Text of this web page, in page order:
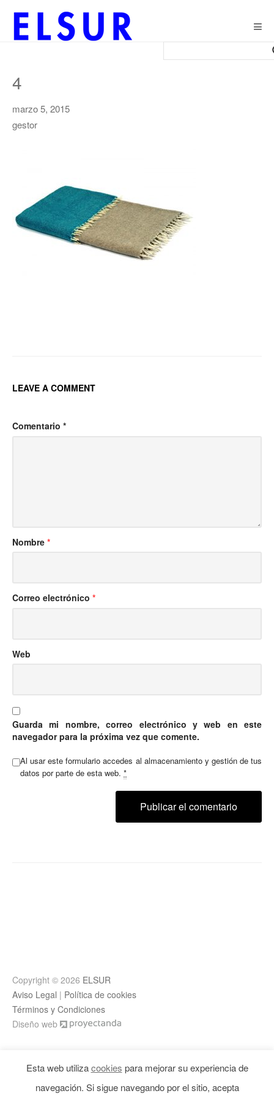
4
marzo 5, 2015
gestor
LEAVE A COMMENT
Comentario *
Nombre *
Correo electrónico *
Web
Guarda mi nombre, correo electrónico y web en este
navegador para la próxima vez que comente.
Al usar este formulario accedes al almacenamiento y gestión de tus
datos por parte de esta web. *
Copyright © 2026 ELSUR
Aviso Legal | Política de cookies
Términos y Condiciones
Diseño web
Esta web utilizacookies para mejorar su experiencia de
navegación. Si sigue navegando por el sitio, acepta